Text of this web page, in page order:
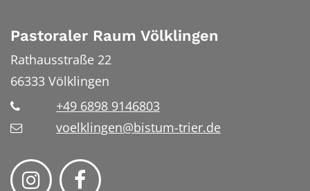
Pastoraler Raum Völklingen
Rathausstraße 22
66333 Völklingen
+49 6898 9146803
voelklingen@bistum-trier.de